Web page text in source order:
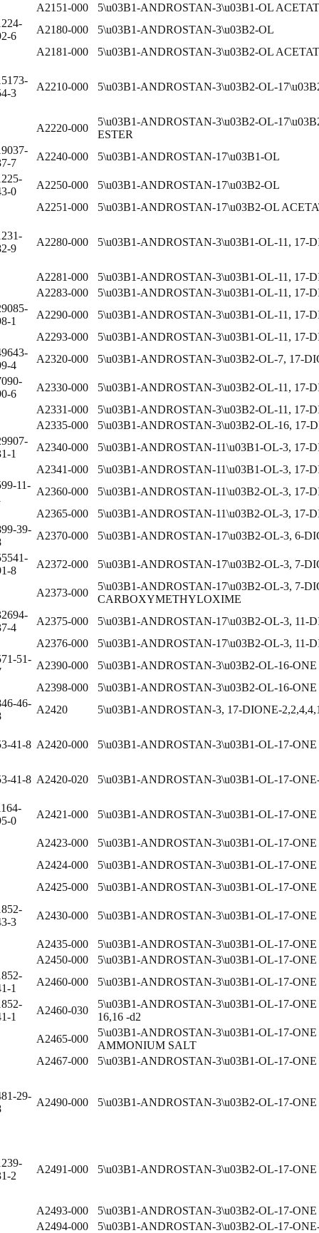
A2151-000
5\u03B1-ANDROSTAN-3\u03B1-OL
6
A2180-000
5\u03B1-ANDROSTAN-3\u03B2-OL
A2181-000
5\u03B1-ANDROSTAN-3\u03B2-OL
3
A2210-000 5\u03B1-ANDROSTAN-3\u03B2-OL-
A2220-000
5\u03B1-ANDROSTAN-3\u03B2-OL-
ESTER
7
A2240-000
5\u03B1-ANDROSTAN-17\u03B1-OL
0
A2250-000
5\u03B1-ANDROSTAN-17\u03B2-OL
A2251-000
5\u03B1-ANDROSTAN-17\u03B2-OL
9
A2280-000 5\u03B1-ANDROSTAN-3\u03B1-OL-11, 17-
A2281-000
5\u03B1-ANDROSTAN-3\u03B1-OL-11, 17-
A2283-000
5\u03B1-ANDROSTAN-3\u03B1-OL-11, 17-
1
A2290-000
5\u03B1-ANDROSTAN-3\u03B1-OL-11, 17-
A2293-000
5\u03B1-ANDROSTAN-3\u03B1-OL-11, 17-
4
A2320-000
5\u03B1-ANDROSTAN-3\u03B2-OL-7, 17-
6
A2330-000
5\u03B1-ANDROSTAN-3\u03B2-OL-11, 17-
A2331-000
5\u03B1-ANDROSTAN-3\u03B2-OL-11, 17-
A2335-000
5\u03B1-ANDROSTAN-3\u03B2-OL-16, 17-
1
A2340-000
5\u03B1-ANDROSTAN-11\u03B1-OL-3, 17-
A2341-000
5\u03B1-ANDROSTAN-11\u03B1-OL-3, 17-
11-
A2360-000
5\u03B1-ANDROSTAN-11\u03B2-OL-3, 17-
A2365-000
5\u03B1-ANDROSTAN-11\u03B2-OL-3,
39-
A2370-000
5\u03B1-ANDROSTAN-17\u03B2-OL-3, 6-
8
A2372-000 5\u03B1-ANDROSTAN-17\u03B2-OL-3, 7-
A2373-000
5\u03B1-ANDROSTAN-17\u03B2-OL-3, 7-
CARBOXYMETHYLOXIME
4
A2375-000
5\u03B1-ANDROSTAN-17\u03B2-OL-3, 11-
A2376-000
5\u03B1-ANDROSTAN-17\u03B2-OL-3, 11-
51-
A2390-000
5\u03B1-ANDROSTAN-3\u03B2-OL-16-ONE
A2398-000
5\u03B1-ANDROSTAN-3\u03B2-OL-16-
46-
A2420 5\u03B1-ANDROSTAN-3, 17-DIONE-
41-8 A2420-000 5\u03B1-ANDROSTAN-3\u03B1-OL-17-ONE
41-8 A2420-020 5\u03B1-ANDROSTAN-3\u03B1-OL-17-
0
A2421-000 5\u03B1-ANDROSTAN-3\u03B1-OL-17-
A2423-000
5\u03B1-ANDROSTAN-3\u03B1-OL-17-
A2424-000
5\u03B1-ANDROSTAN-3\u03B1-OL-17-
A2425-000
5\u03B1-ANDROSTAN-3\u03B1-OL-17-
3
A2430-000 5\u03B1-ANDROSTAN-3\u03B1-OL-17-
A2435-000
5\u03B1-ANDROSTAN-3\u03B1-OL-17-
A2450-000
5\u03B1-ANDROSTAN-3\u03B1-OL-17-
1
A2460-000
5\u03B1-ANDROSTAN-3\u03B1-OL-17-
1
A2460-030
5\u03B1-ANDROSTAN-3\u03B1-OL-17-
16,16 -d2
A2465-000
5\u03B1-ANDROSTAN-3\u03B1-OL-17-
AMMONIUM SALT
A2467-000
5\u03B1-ANDROSTAN-3\u03B1-OL-17-
29-
A2490-000 5\u03B1-ANDROSTAN-3\u03B2-OL-17-ONE
2
A2491-000 5\u03B1-ANDROSTAN-3\u03B2-OL-17-
A2493-000
5\u03B1-ANDROSTAN-3\u03B2-OL-17-
A2494-000
5\u03B1-ANDROSTAN-3\u03B2-OL-17-